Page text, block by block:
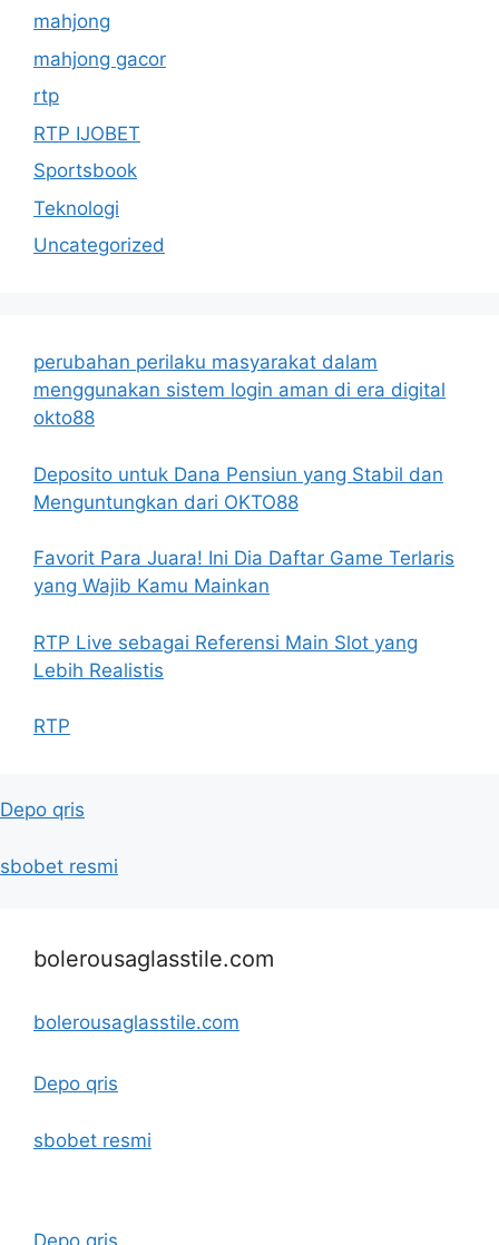
mahjong
mahjong gacor
rtp
RTP IJOBET
Sportsbook
Teknologi
Uncategorized
perubahan perilaku masyarakat dalam
menggunakan sistem login aman di era digital
okto88
Deposito untuk Dana Pensiun yang Stabil dan
Menguntungkan dari OKTO88
Favorit Para Juara! Ini Dia Daftar Game Terlaris
yang Wajib Kamu Mainkan
RTP Live sebagai Referensi Main Slot yang
Lebih Realistis
RTP
Depo qris
sbobet resmi
bolerousaglasstile.com
bolerousaglasstile.com
Depo qris
sbobet resmi
Depo qris